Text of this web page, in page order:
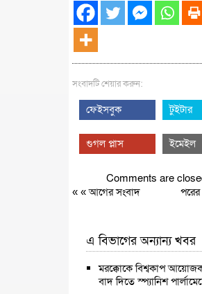
সংবাদটি শেয়ার করুন:
ফেইসবুক টুইটার
গুগল প্লাস ইমেইল
Comments are
« «আগের সংবাদ
এ বিভাগের অন্যান্য খবর
মরক্কোকে বিশ্বকাপ
বাদ দিতে স্প্যানিশ